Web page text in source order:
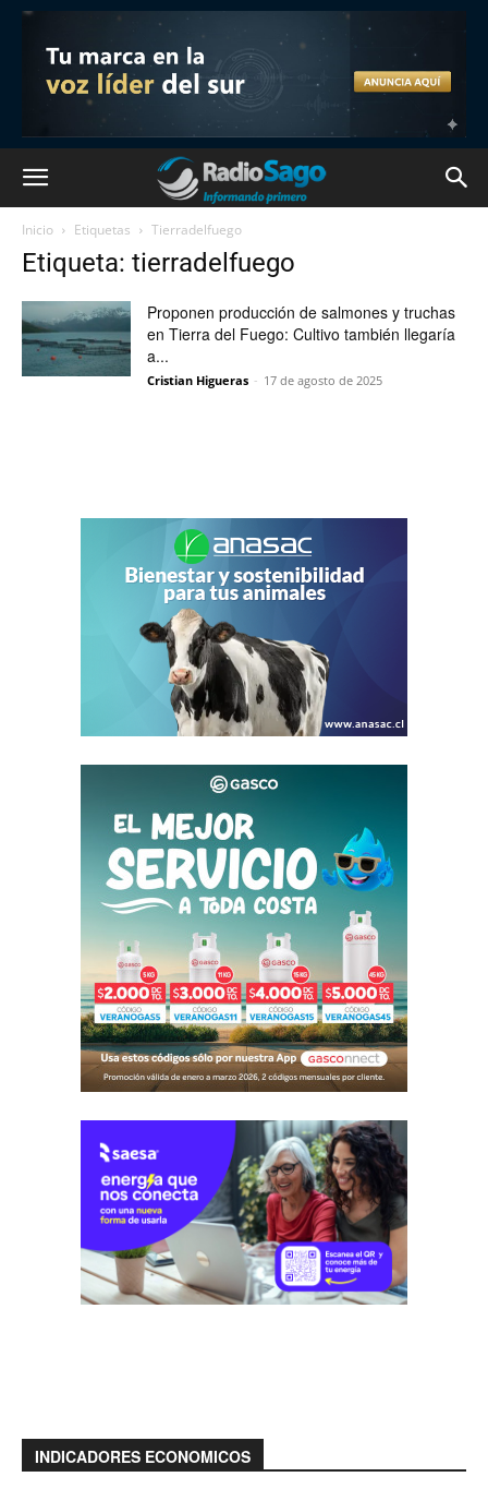
Inicio Etiquetas Tierradelfuego
Etiqueta: tierradelfuego
Proponen producción de salmones y truchas
en Tierra del Fuego: Cultivo también llegaría
a...
Cristian Higueras - 17 de agosto de 2025
INDICADORES ECONOMICOS